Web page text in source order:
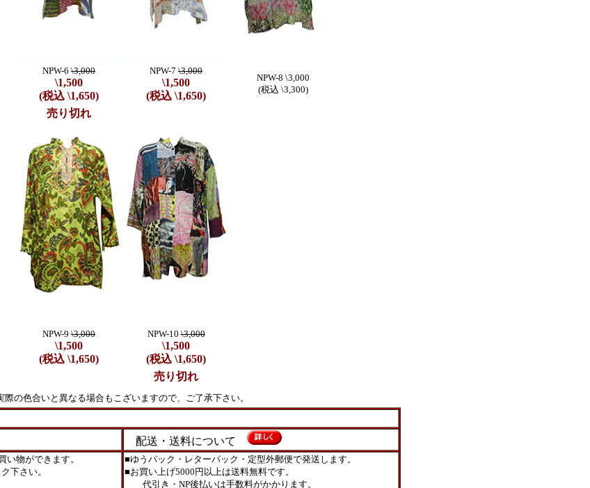
NPW-6 \3,000
\1,500
(税込 \1,650)
NPW-7 \3,000
\1,500
(税込 \1,650)
NPW-8 \3,000
(税込 \3,300)
売り切れ
NPW-9 \3,000
\1,500
(税込 \1,650)
NPW-10\3,000
\1,500
(税込 \1,650)
売り切れ
際の色合いと異なる場合もこざいますので、ご了承下さい。
配送・送料について
い物ができます。
下さい。
■ゆうパック・レターパック・定型外郵便で発送します。
■お買い上げ5000円以上は送料無料です。
代引き・NP後払いは手数料がかかります。